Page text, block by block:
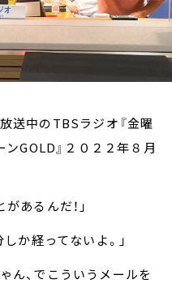
送中のTBSラジオ『金曜
GOLD』２０２２年８月
あるんだ！」
か経ってないよ。」
ん、でこういうメールを